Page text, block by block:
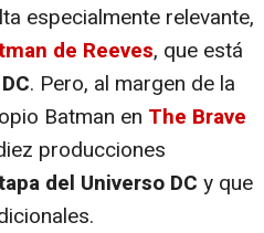
especialmente relevante,
de Reeves, que está
. Pero, al margen de la
Batman en The Brave
producciones
del Universo DC y que